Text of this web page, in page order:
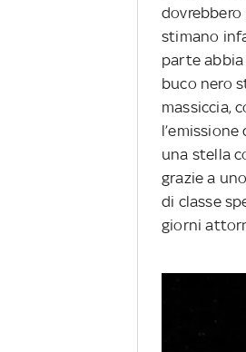
dovrebbero
stimano
parte abbia
buco nero
massiccia,
una stella
grazie a
di classe
giorni